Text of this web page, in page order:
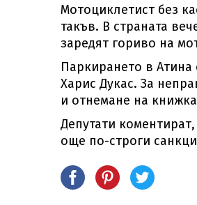
Мотоциклетист без
такъв. В страната
заредят гориво на
Паркирането в
Харис Дукас. За
и отнемане на
Депутати
още по-строги